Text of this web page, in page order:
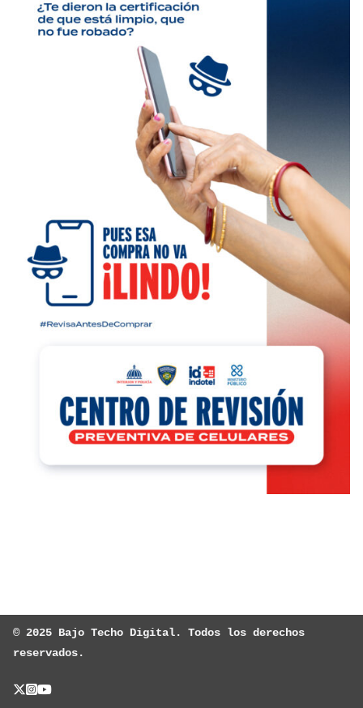
© 2025 Bajo Techo Digital. Todos los derechos
reservados.